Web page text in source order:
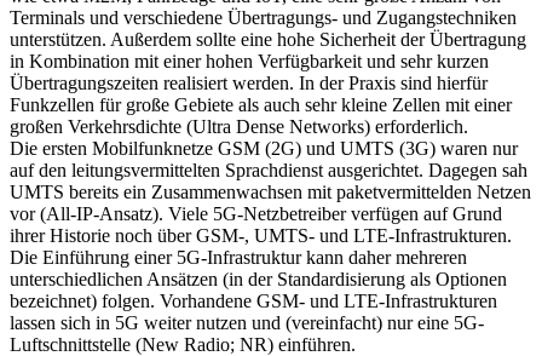
Terminals und verschiedene Übertragungs- und Zugangstechniken
unterstützen. Außerdem sollte eine hohe Sicherheit der Übertragung
in Kombination mit einer hohen Verfügbarkeit und sehr kurzen
Übertragungszeiten realisiert werden. In der Praxis sind hierfür
Funkzellen für große Gebiete als auch sehr kleine Zellen mit einer
großen Verkehrsdichte (Ultra Dense Networks) erforderlich.
Die ersten Mobilfunknetze GSM (2G) und UMTS (3G) waren nur
auf den leitungsvermittelten Sprachdienst ausgerichtet. Dagegen sah
UMTS bereits ein Zusammenwachsen mit paketvermittelden Netzen
vor (All-IP-Ansatz). Viele 5G-Netzbetreiber verfügen auf Grund
ihrer Historie noch über GSM-, UMTS- und LTE-Infrastrukturen.
Die Einführung einer 5G-Infrastruktur kann daher mehreren
unterschiedlichen Ansätzen (in der Standardisierung als Optionen
bezeichnet) folgen. Vorhandene GSM- und LTE-Infrastrukturen
lassen sich in 5G weiter nutzen und (vereinfacht) nur eine 5G-
Luftschnittstelle (New Radio; NR) einführen.